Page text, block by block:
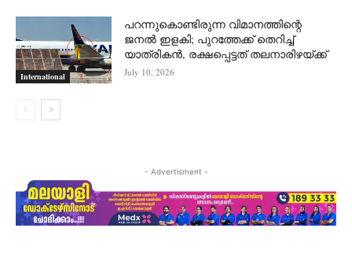
International
പറന്നുകൊണ്ടിരുന്ന വിമാനത്തിന്റെ
ജനൽ ഇളകി; പുറത്തേക്ക് തെറിച്ച്
യാത്രികൻ, രക്ഷപ്പെട്ടത് തലനാരിഴയ്ക്ക്
July 10, 2026
- Advertisment -